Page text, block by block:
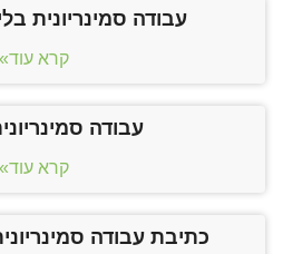
עבודה סמינריונית
קרא עוד»
עבודה
קרא עוד»
כתיבת עבודה